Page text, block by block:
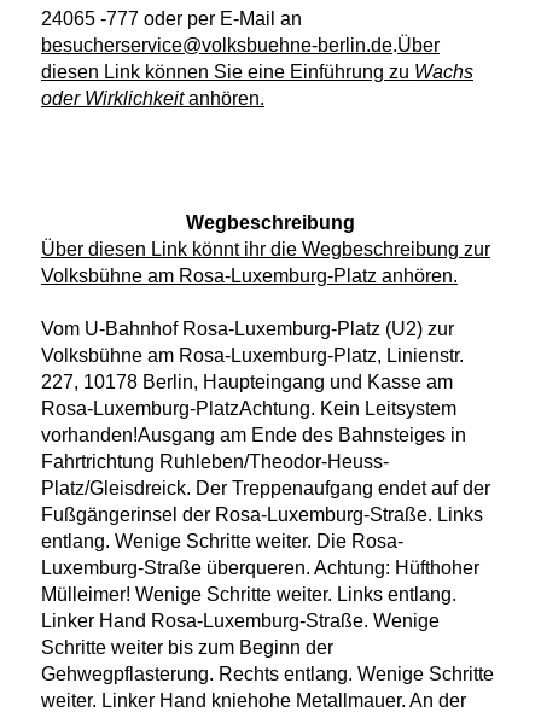
24065 -777 oder per E-Mail an
besucherservice@volksbuehne-berlin.de.Über
diesen Link können Sie eine Einführung zu Wachs
oder Wirklichkeitanhören.
Wegbeschreibung
Über diesen Link könnt ihr die Wegbeschreibung zur
Volksbühne am Rosa-Luxemburg-Platz anhören.
Vom U-Bahnhof Rosa-Luxemburg-Platz (U2) zur
Volksbühne am Rosa-Luxemburg-Platz, Linienstr.
227, 10178 Berlin, Haupteingang und Kasse am
Rosa-Luxemburg-PlatzAchtung. Kein Leitsystem
vorhanden!Ausgang am Ende des Bahnsteiges in
Fahrtrichtung Ruhleben/Theodor-Heuss-
Platz/Gleisdreick. Der Treppenaufgang endet auf der
Fußgängerinsel der Rosa-Luxemburg-Straße. Links
entlang. Wenige Schritte weiter. Die Rosa-
Luxemburg-Straße überqueren. Achtung: Hüfthoher
Mülleimer! Wenige Schritte weiter. Links entlang.
Linker Hand Rosa-Luxemburg-Straße. Wenige
Schritte weiter bis zum Beginn der
Gehwegpflasterung. Rechts entlang. Wenige Schritte
weiter. Linker Hand kniehohe Metallmauer. An der